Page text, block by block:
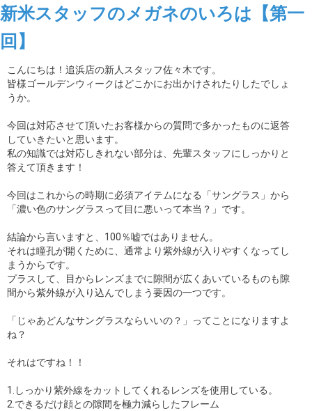
新米スタッフのメガネのいろは【第一
回】
こんにちは！追浜店の新人スタッフ佐々木です。
皆様ゴールデンウィークはどこかにお出かけされたりしたでしょ
うか。
今回は対応させて頂いたお客様からの質問で多かったものに返答
していきたいと思います。
私の知識では対応しきれない部分は、先輩スタッフにしっかりと
答えて頂きます！
今回はこれからの時期に必須アイテムになる「サングラス」から
「濃い色のサングラスって目に悪いって本当？」です。
結論から言いますと、100％嘘ではありません。
それは瞳孔が開くために、通常より紫外線が入りやすくなってし
まうからです。
プラスして、目からレンズまでに隙間が広くあいているものも隙
間から紫外線が入り込んでしまう要因の一つです。
「じゃあどんなサングラスならいいの？」ってことになりますよ
ね？
それはですね！！
1.しっかり紫外線をカットしてくれるレンズを使用している。
2.できるだけ顔との隙間を極力減らしたフレーム